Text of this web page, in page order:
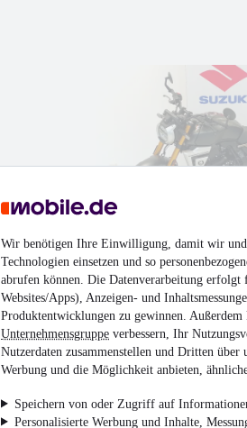
Wir benötigen Ihre Einwilligung, damit wir und
Technologien einsetzen und so
abrufen können. Die Datenverarbeitung
Websites/Apps), Anzeigen- und
Produktentwicklungen zu gewinnen.
Unternehmensgruppe verbessern, Ihr
Nutzerdaten zusammenstellen und Dritten über
Werbung und die Möglichkeit anbieten,
Speichern von oder Zugriff auf
Personalisierte Werbung und Inhalte,